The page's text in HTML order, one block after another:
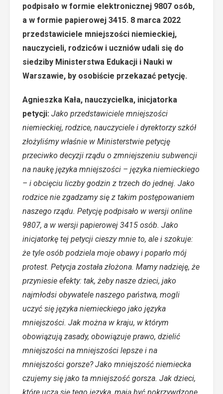
podpisało w formie elektronicznej 9807 osób,
a w formie papierowej 3415. 8 marca 2022
przedstawiciele mniejszości niemieckiej,
nauczycieli, rodziców i uczniów udali się do
siedziby Ministerstwa Edukacji i Nauki w
Warszawie, by osobiście przekazać petycję.
Agnieszka Kała, nauczycielka, inicjatorka
petycji: Jako przedstawiciele mniejszości
niemieckiej, rodzice, nauczyciele i dyrektorzy szkół
złożyliśmy właśnie w Ministerstwie petycję
przeciwko decyzji rządu o zmniejszeniu subwencji
na naukę języka mniejszości – języka niemieckiego
– i obcięciu liczby godzin z trzech do jednej. Jako
rodzice nie zgadzamy się z takim postępowaniem
naszego rządu. Petycję podpisało w wersji online
9807, a w wersji papierowej 3415 osób. Jako
inicjatorkę tej petycji cieszy mnie to, ale i szokuje:
że tyle osób podziela moje obawy i poparło mój
protest. Petycja została złożona. Mamy nadzieję, że
przyniesie efekty: tak, żeby nasze dzieci, jako
najmłodsi obywatele naszego państwa, mogli
uczyć się języka niemieckiego jako języka
mniejszości. Jak można w kraju, w którym
obowiązują zasady, obowiązuje prawo, dzielić
mniejszości na mniejszości lepsze i na
mniejszości gorsze? Jako mniejszość niemiecka
czujemy się jako ta mniejszość gorsza. Jak dzieci,